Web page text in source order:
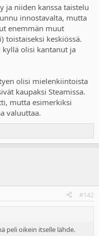
ja niiden kanssa taistelu
innostavalta, mutta
enemmän muut
toistaiseksi keskiössä.
kyllä olisi kantanut ja
olisi mielenkiintoista
kaupaksi Steamissa.
mutta esimerkiksi
valuuttaa.
#142
peli oikein itselle lähde.